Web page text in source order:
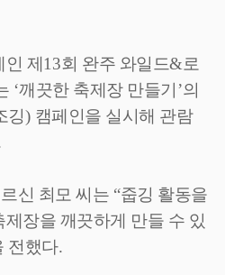
인 제13회 완주 와일드&로
‘깨끗한 축제장 만들기’의
깅) 캠페인을 실시해 관람
신 최모 씨는 “줍깅 활동을
제장을 깨끗하게 만들 수 있
전했다.